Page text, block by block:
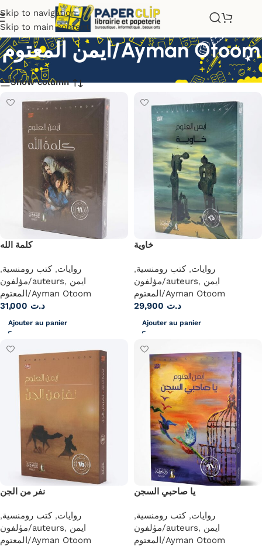
Skip to navigation
Skip to main content
ايمن المعتوم/Ayman Otoom
Show column
كلمة الله
روايات, كتب رومنسية,
مؤلفون/auteurs, ايمن
المعتوم/Ayman Otoom
د.ت
Ajouter au panier
خاوية
روايات, كتب رومنسية,
مؤلفون/auteurs, ايمن
المعتوم/Ayman Otoom
د.ت
Ajouter au panier
نفر من الجن
روايات, كتب رومنسية,
مؤلفون/auteurs, ايمن
المعتوم/Ayman Otoom
يا صاحبي السجن
روايات, كتب رومنسية,
مؤلفون/auteurs, ايمن
المعتوم/Ayman Otoom